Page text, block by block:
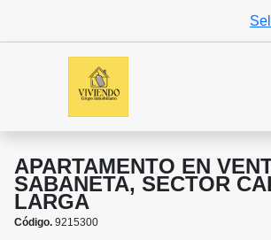
APARTAMENTO EN
SABANETA, SECTOR
LARGA
Código. 9215300